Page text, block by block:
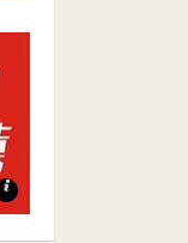
志愿者招募